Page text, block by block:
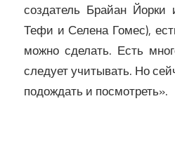
создатель Брайан
Тефи и Селена Гомес),
можно сделать. Есть
следует учитывать. Но
подождать и посмотреть».